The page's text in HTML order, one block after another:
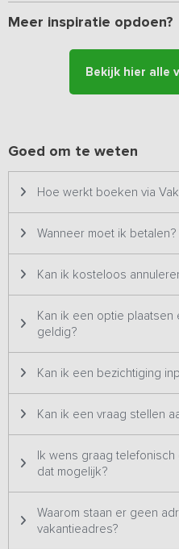
platform. Het betreft
foto's & prijzen en wordt dus
Meer inspiratie opdoen?
Bekijk hier alle
Goed om te weten
Hoe werkt boeken via
Wanneer moet ik betalen?
Kan ik kosteloos
Kan ik een optie
geldig?
Kan ik een bezichtiging
Kan ik een vraag stellen
Ik wens graag telefonisch
dat mogelijk?
Waarom staan er geen
vakantieadres?